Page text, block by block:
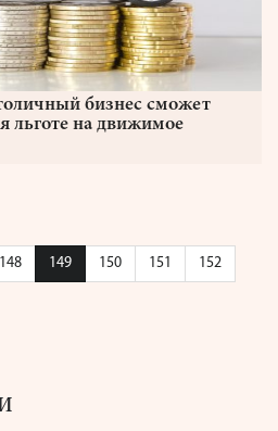
бизнес сможет
льготе на движимое
148 149 150 151 152